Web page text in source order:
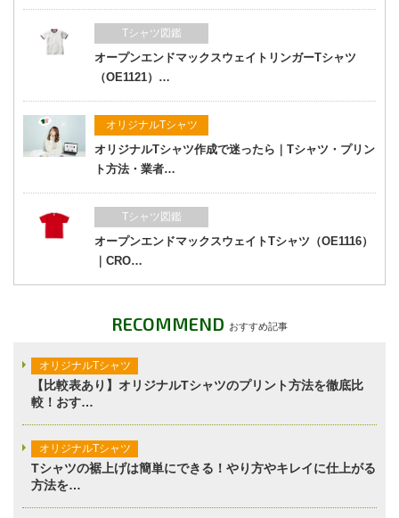
Tシャツ図鑑
オープンエンドマックスウェイトリンガーTシャツ
（OE1121）…
オリジナルTシャツ
オリジナルTシャツ作成で迷ったら｜Tシャツ・プリン
ト方法・業者…
Tシャツ図鑑
オープンエンドマックスウェイトTシャツ（OE1116）
｜CRO…
RECOMMEND おすすめ記事
オリジナルTシャツ
【比較表あり】オリジナルTシャツのプリント方法を徹底比
較！おす…
オリジナルTシャツ
Tシャツの裾上げは簡単にできる！やり方やキレイに仕上がる
方法を…